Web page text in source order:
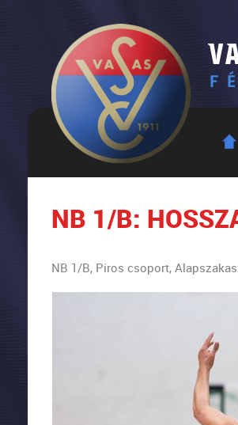
NB 1/B:
NB 1/B, Piros csoport,